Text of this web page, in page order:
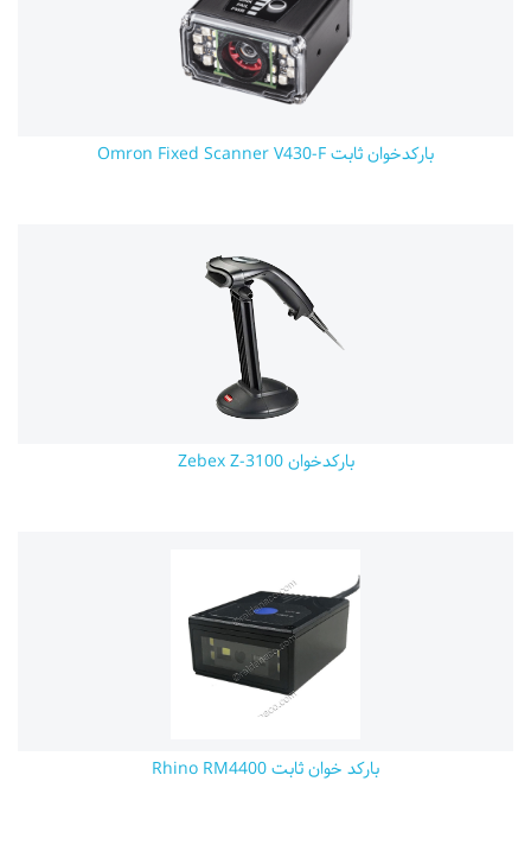
بارکدخوان ثابت Omron Fixed Scanner V430-F
بارکدخوان Zebex Z-3100
بارکد خوان ثابت Rhino RM4400